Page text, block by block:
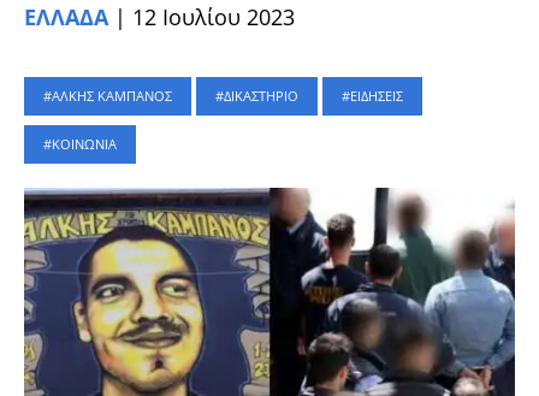
ΕΛΛΑΔΑ | 12 Ιουλίου 2023
ΑΛΚΗΣ ΚΑΜΠΑΝΟΣ ΔΙΚΑΣΤΗΡΙΟ ΕΙΔΗΣΕΙΣ
ΚΟΙΝΩΝΙΑ